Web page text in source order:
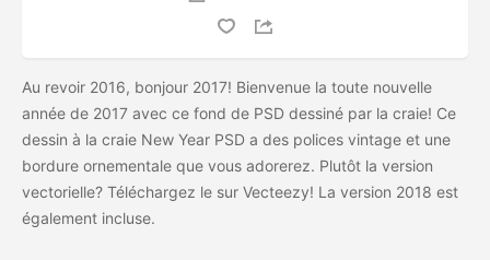
Au revoir 2016, bonjour 2017! Bienvenue la toute nouvelle
année de 2017 avec ce fond de PSD dessiné par la craie! Ce
dessin à la craie New Year PSD a des polices vintage et une
bordure ornementale que vous adorerez. Plutôt la version
vectorielle? Téléchargez le sur Vecteezy! La version 2018 est
également incluse.